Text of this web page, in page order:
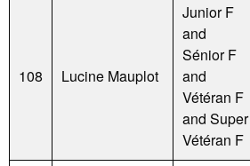
108 Lucine Mauplot
Junior F
and
Sénior F
and
Vétéran F
and Super
Vétéran F